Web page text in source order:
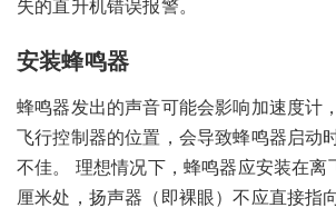
安装蜂鸣器
蜂鸣器发出的声音可能会影响加速度计
飞行控制器的位置，会导致蜂鸣器启动
不佳。 理想情况下，蜂鸣器应安装在离
厘米处，扬声器（即裸眼）不应直接指